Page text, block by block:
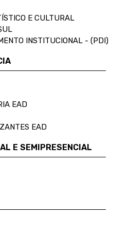
E CULTURAL
INSTITUCIONAL - (PDI)
EAD
EAD
E SEMIPRESENCIAL